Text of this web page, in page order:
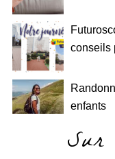
conseils
enfants
Sur